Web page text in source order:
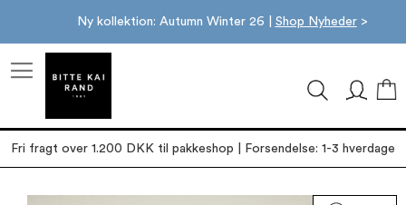
Ny kollektion: Autumn Winter 26 | Shop Nyheder>
Fri fragt over 1.200 DKK til pakkeshop | Forsendelse: 1-3 hverdage